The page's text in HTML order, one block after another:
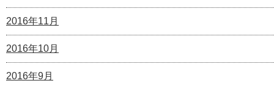
2016年11月
2016年10月
2016年9月